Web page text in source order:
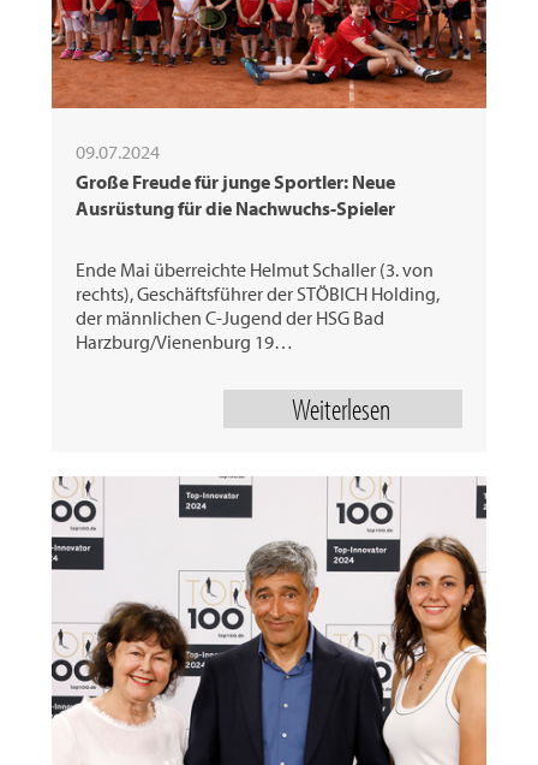
09.07.2024
Große Freude für junge Sportler: Neue
Ausrüstung für die Nachwuchs-Spieler
Ende Mai überreichte Helmut Schaller (3. von
rechts), Geschäftsführer der STÖBICH Holding,
der männlichen C-Jugend der HSG Bad
Harzburg/Vienenburg 19…
Weiterlesen